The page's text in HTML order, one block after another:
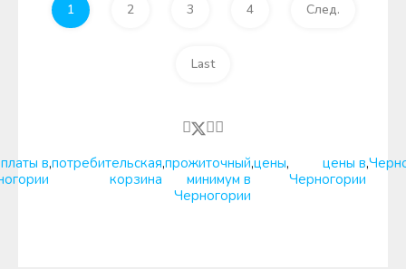
1 2 3 4 След.
Last
в,потребительская
корзина
,прожиточный
минимум в
Черногории
,цены,
цены в
Черногории
,